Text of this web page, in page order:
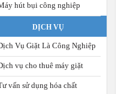
hút bụi công nghiệp
DỊCH VỤ
Vụ Giặt Là Công Nghiệp
vụ cho thuê máy giặt
vấn sử dụng hóa chất